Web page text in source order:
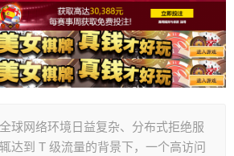
球网络环境日益复杂、分布式拒绝服
达到 T 级流量的背景下，一个高访问